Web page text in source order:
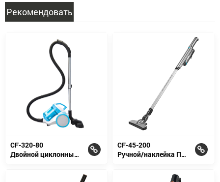
Рекомендовать
CF-320-80
Двойной циклонный пылесос
CF-45-200
Ручной/наклейка Пылесос 2 в 1